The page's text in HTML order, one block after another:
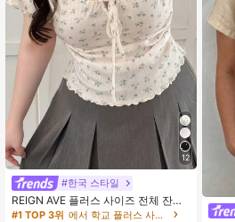
12
#한국 스타일
REIGN AVE 플러스 사이즈 전체 잔꽃
무늬 타이 프론트 라운드 넥 반팔 크롭
#1 TOP 3위
에서 학교 플러스 사이즈 탑
거의 매진!
10+ 명 "컵 비지 않음"
#1 TOP 3위
에서 학교 플러스 사이즈 탑
거의 매진!
10+ 명 "컵 비지 않음"
#1 TOP 3위
에서 학교 플러스 사이즈 탑
거의 매진!
10+ 명 "컵 비지 않음"